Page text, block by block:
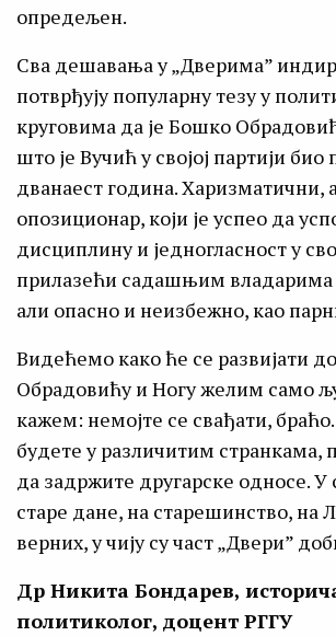
опредељен.
Сва дешавања у „Дверима”
потврђују популарну тезу у
круговима да је Бошко
што је Вучић у својој партији
дванаест година. Харизматични,
опозиционар, који је успео да
дисциплину и једногласност у
прилазећи садашњим владарима
али опасно и неизбежно, као
Видећемо како ће се развијати
Обрадовићу и Ногу желим само
кажем: немојте се свађати,
будете у различитим странкама,
да задржите другарске односе.
старе дане, на старешинство, на
верних, у чију су част „Двери”
Др Никита Бондарев,
политиколог, доцент РГГУ